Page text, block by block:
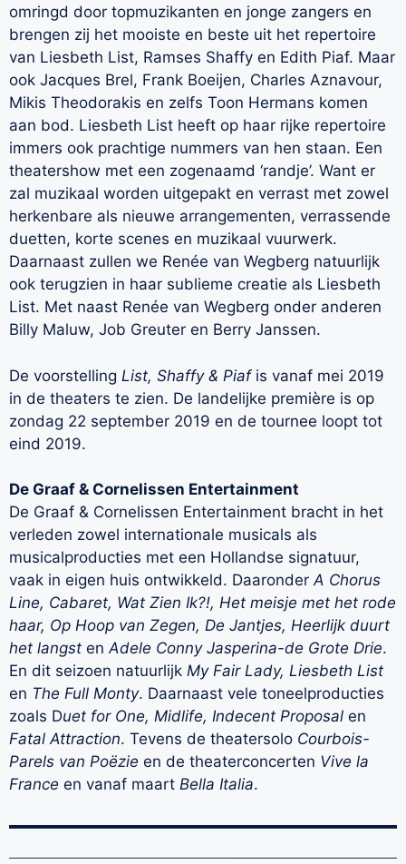
omringd door topmuzikanten en jonge zangers en
brengen zij het mooiste en beste uit het repertoire
van Liesbeth List, Ramses Shaffy en Edith Piaf. Maar
ook Jacques Brel, Frank Boeijen, Charles Aznavour,
Mikis Theodorakis en zelfs Toon Hermans komen
aan bod. Liesbeth List heeft op haar rijke repertoire
immers ook prachtige nummers van hen staan. Een
theatershow met een zogenaamd ‘randje’. Want er
zal muzikaal worden uitgepakt en verrast met zowel
herkenbare als nieuwe arrangementen, verrassende
duetten, korte scenes en muzikaal vuurwerk.
Daarnaast zullen we Renée van Wegberg natuurlijk
ook terugzien in haar sublieme creatie als Liesbeth
List. Met naast Renée van Wegberg onder anderen
Billy Maluw, Job Greuter en Berry Janssen.
De voorstelling List, Shaffy & Piafis vanaf mei 2019
in de theaters te zien. De landelijke première is op
zondag 22 september 2019 en de tournee loopt tot
eind 2019.
De Graaf & Cornelissen Entertainment
De Graaf & Cornelissen Entertainment bracht in het
verleden zowel internationale musicals als
musicalproducties met een Hollandse signatuur,
vaak in eigen huis ontwikkeld. DaaronderA Chorus
Line, Cabaret, Wat Zien Ik?!, Het meisje met het rode
haar, Op Hoop van Zegen, De Jantjes, Heerlijk duurt
het langst enAdele Conny Jasperina-de Grote Drie.
En dit seizoen natuurlijk My Fair Lady, Liesbeth List
en The Full Monty. Daarnaast vele toneelproducties
zoals Duet for One, Midlife, Indecent Proposal en
Fatal Attraction. Tevens de theatersolo Courbois-
Parels van Poëzie en de theaterconcerten Vive la
France en vanaf maart Bella Italia.